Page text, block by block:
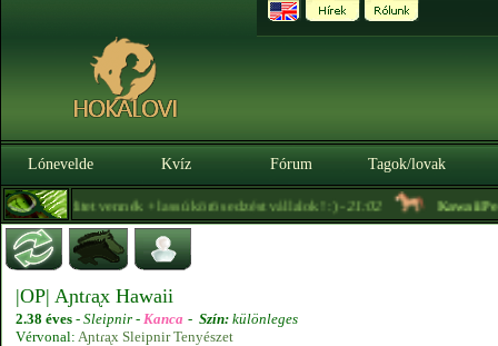
Lónevelde Kvíz Fórum Tagok/lovak
- Kreditet vennék + lassú körös edzést vállalok! :) -21:02
|OP| Aɲtɾᶏx Hawaii
2.38 éves - Sleipnir - Kanca - Szín: különleges
Vérvonal: Aɲtɾᶏx Sleipnir Tenyészet